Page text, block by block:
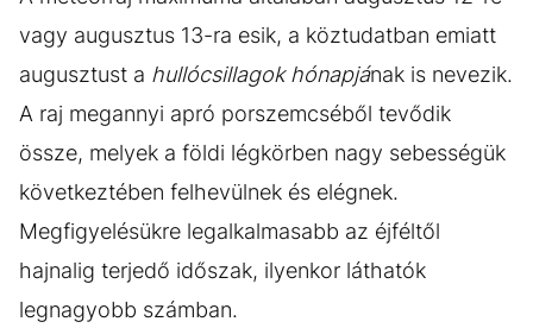
vagy augusztus 13-ra esik, a köztudatban emiatt
augusztust a hullócsillagok hónapjának is nevezik.
A raj megannyi apró porszemcséből tevődik
össze, melyek a földi légkörben nagy sebességük
következtében felhevülnek és elégnek.
Megfigyelésükre legalkalmasabb az éjféltől
hajnalig terjedő időszak, ilyenkor láthatók
legnagyobb számban.